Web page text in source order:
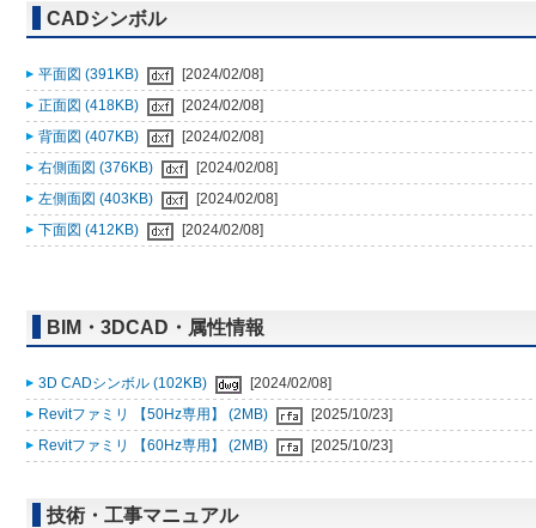
CADシンボル
平面図 (391KB)
[2024/02/08]
正面図 (418KB)
[2024/02/08]
背面図 (407KB)
[2024/02/08]
右側面図 (376KB)
[2024/02/08]
左側面図 (403KB)
[2024/02/08]
下面図 (412KB)
[2024/02/08]
BIM・3DCAD・属性情報
3D CADシンボル (102KB)
[2024/02/08]
Revitファミリ 【50Hz専用】 (2MB)
[2025/10/23]
Revitファミリ 【60Hz専用】 (2MB)
[2025/10/23]
技術・工事マニュアル